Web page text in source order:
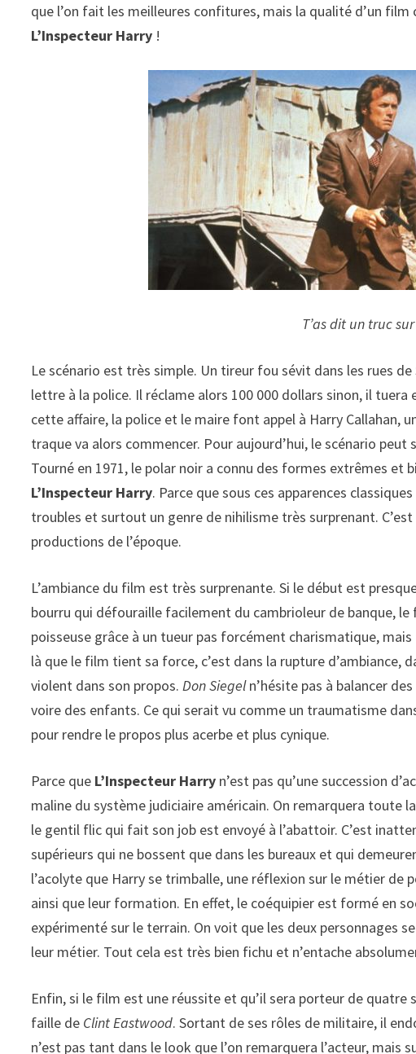
que l’on fait les meilleures confitures, mais la qualité d’un film
L’Inspecteur Harry !
T’as dit un truc
Le scénario est très simple. Un tireur fou sévit dans les rues
lettre à la police. Il réclame alors 100 000 dollars sinon, il
cette affaire, la police et le maire font appel à Harry Callahan,
traque va alors commencer. Pour aujourd’hui, le scénario
Tourné en 1971, le polar noir a connu des formes extrêmes et
L’Inspecteur Harry. Parce que sous ces apparences
troubles et surtout un genre de nihilisme très surprenant.
productions de l’époque.
L’ambiance du film est très surprenante. Si le début est
bourru qui défouraille facilement du cambrioleur de banque,
poisseuse grâce à un tueur pas forcément charismatique,
là que le film tient sa force, c’est dans la rupture
violent dans son propos.Don Siegeln’hésite pas à balancer
voire des enfants. Ce qui serait vu comme un traumatisme
pour rendre le propos plus acerbe et plus cynique.
Parce que L’Inspecteur Harry n’est pas qu’une succession
maline du système judiciaire américain. On remarquera toute
le gentil flic qui fait son job est envoyé à l’abattoir. C’est
supérieurs qui ne bossent que dans les bureaux et qui
l’acolyte que Harry se trimballe, une réflexion sur le métier de
ainsi que leur formation. En effet, le coéquipier est formé en
expérimenté sur le terrain. On voit que les deux personnages
leur métier. Tout cela est très bien fichu et n’entache
Enfin, si le film est une réussite et qu’il sera porteur de
faille de Clint Eastwood. Sortant de ses rôles de militaire, il
n’est pas tant dans le look que l’on remarquera l’acteur,